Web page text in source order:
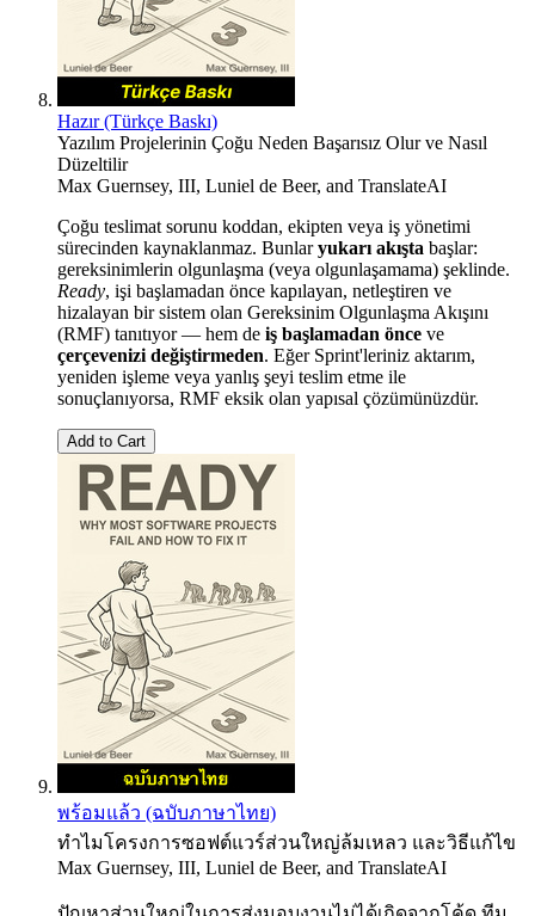
Hazır (Türkçe Baskı)
Yazılım Projelerinin Çoğu Neden Başarısız Olur ve Nasıl
Düzeltilir
Max Guernsey, III, Luniel de Beer, and TranslateAI
Çoğu teslimat sorunu koddan, ekipten veya iş yönetimi
sürecinden kaynaklanmaz. Bunlaryukarı akışta başlar:
gereksinimlerin olgunlaşma (veya olgunlaşamama) şeklinde.
Ready, işi başlamadan önce kapılayan, netleştiren ve
hizalayan bir sistem olan Gereksinim Olgunlaşma Akışını
(RMF) tanıtıyor — hem de iş başlamadan önce ve
çerçevenizi değiştirmeden. Eğer Sprint'leriniz aktarım,
yeniden işleme veya yanlış şeyi teslim etme ile
sonuçlanıyorsa, RMF eksik olan yapısal çözümünüzdür.
Add to Cart
พร้อมแล้ว (ฉบับภาษาไทย)
ทำไมโครงการซอฟต์แวร์ส่วนใหญ่ล้มเหลว และวิธีแก้ไข
Max Guernsey, III, Luniel de Beer, and TranslateAI